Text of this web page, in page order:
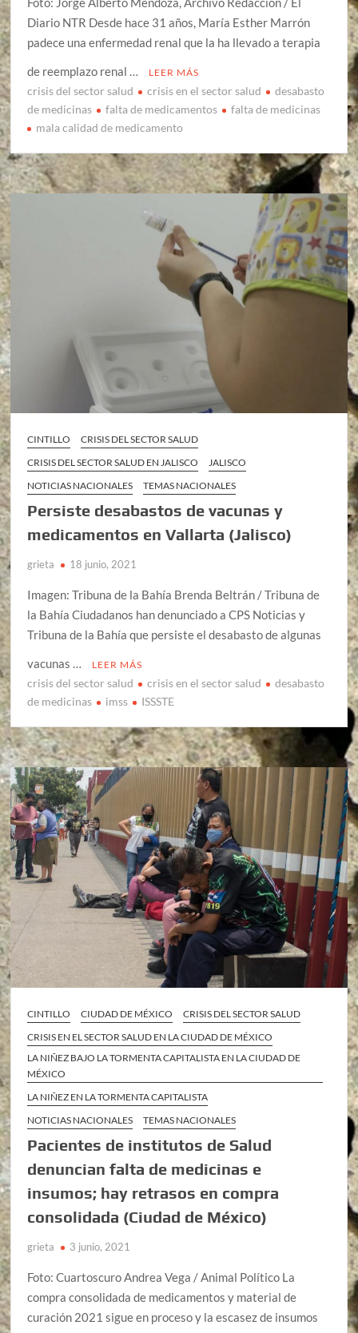
Diario NTR Desde hace 31 años, María Esther Marrón
padece una enfermedad renal que la ha llevado a terapia
de reemplazo renal …
LEER MÁS
crisis del sector salud crisis en el sector salud
desabasto
de medicinas
falta de medicamentos
falta de medicinas
mala calidad de medicamento
CINTILLO
CRISIS DEL SECTOR SALUD
CRISIS DEL SECTOR SALUD EN JALISCO
JALISCO
NOTICIAS NACIONALES
TEMAS NACIONALES
Persiste desabastos de vacunas y
medicamentos en Vallarta (Jalisco)
grieta 18 junio, 2021
Imagen: Tribuna de la Bahía Brenda Beltrán / Tribuna de
la Bahía Ciudadanos han denunciado a CPS Noticias y
Tribuna de la Bahía que persiste el desabasto de algunas
vacunas …
LEER MÁS
crisis del sector salud crisis en el sector salud
desabasto
de medicinas
imss ISSSTE
CINTILLO CIUDAD DE MÉXICO
CRISIS DEL SECTOR SALUD
CRISIS EN EL SECTOR SALUD EN LA CIUDAD DE MÉXICO
LA NIÑEZ BAJO LA TORMENTA CAPITALISTA EN LA CIUDAD DE
MÉXICO
LA NIÑEZ EN LA TORMENTA CAPITALISTA
NOTICIAS NACIONALES
TEMAS NACIONALES
Pacientes de institutos de Salud
denuncian falta de medicinas e
insumos; hay retrasos en compra
consolidada (Ciudad de México)
grieta 3 junio, 2021
Foto: Cuartoscuro Andrea Vega / Animal Político La
compra consolidada de medicamentos y material de
curación 2021 sigue en proceso y la escasez de insumos